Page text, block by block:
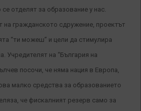
отделят за образование у нас.
на гражданското сдружение, проектът
“ти можеш” и цели да стимулира
Учредителят на “България на
посочи, че няма нация в Европа,
малко средства за образованието
че фискалният резерв само за